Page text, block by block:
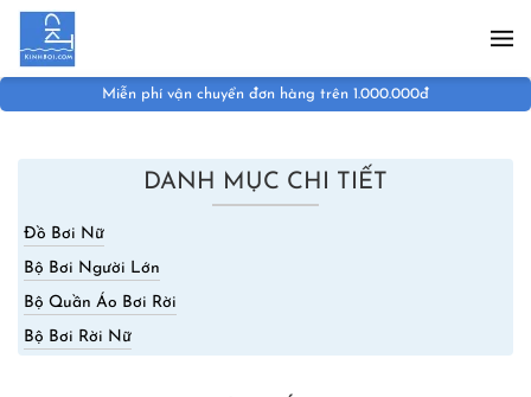
Skip to main content
Miễn phí vận chuyển đơn hàng trên 1.000.000đ
DANH MỤC CHI TIẾT
Đồ Bơi Nữ
Bộ Bơi Người Lớn
Bộ Quần Áo Bơi Rời
Bộ Bơi Rời Nữ